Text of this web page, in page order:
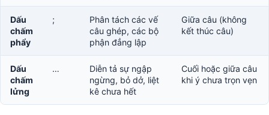
Dấu
chấm
phẩy
;
Phân tách các vế
câu ghép, các bộ
phận đẳng lập
Giữa câu (không
kết thúc câu)
Dấu
chấm
lửng
…
Diễn tả sự ngập
ngừng, bỏ dở, liệt
kê chưa hết
Cuối hoặc giữa câu
khi ý chưa trọn vẹn